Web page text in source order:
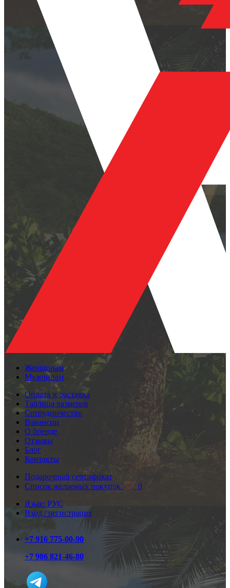
Женщинам
Мужчинам
Оплата и доставка
Таблица размеров
Сотрудничество
Вакансии
О бренде
Отзывы
Блог
Контакты
Подарочный сертификат
Список желаемых покупок
0
Язык: РУС
Вход / регистрация
+7 916 775-00-90
+7 986 821-46-80